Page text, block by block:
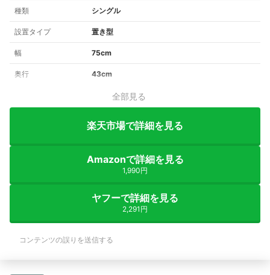
種類 シングル
設置タイプ 置き型
幅 75cm
奥行 43cm
全部見る
楽天市場で詳細を見る
Amazonで詳細を見る
1,990円
ヤフーで詳細を見る
2,291円
コンテンツの誤りを送信する